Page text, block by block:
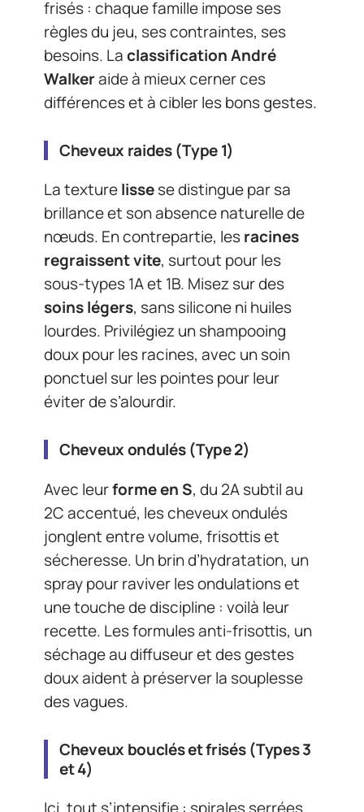
frisés : chaque famille impose ses
règles du jeu, ses contraintes, ses
besoins. Laclassification André
Walkeraide à mieux cerner ces
différences et à cibler les bons gestes.
Cheveux raides (Type 1)
La texturelissese distingue par sa
brillance et son absence naturelle de
nœuds. En contrepartie, lesracines
regraissent vite, surtout pour les
sous-types 1A et 1B. Misez sur des
soins légers, sans silicone ni huiles
lourdes. Privilégiez un shampooing
doux pour les racines, avec un soin
ponctuel sur les pointes pour leur
éviter de s’alourdir.
Cheveux ondulés (Type 2)
Avec leurforme en S, du 2A subtil au
2C accentué, les cheveux ondulés
jonglent entre volume, frisottis et
sécheresse. Un brin d’hydratation, un
spray pour raviver les ondulations et
une touche de discipline : voilà leur
recette. Les formules anti-frisottis, un
séchage au diffuseur et des gestes
doux aident à préserver la souplesse
des vagues.
Cheveux bouclés et frisés (Types 3
et 4)